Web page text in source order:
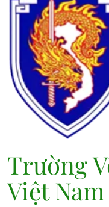
Trường
Việt Nam